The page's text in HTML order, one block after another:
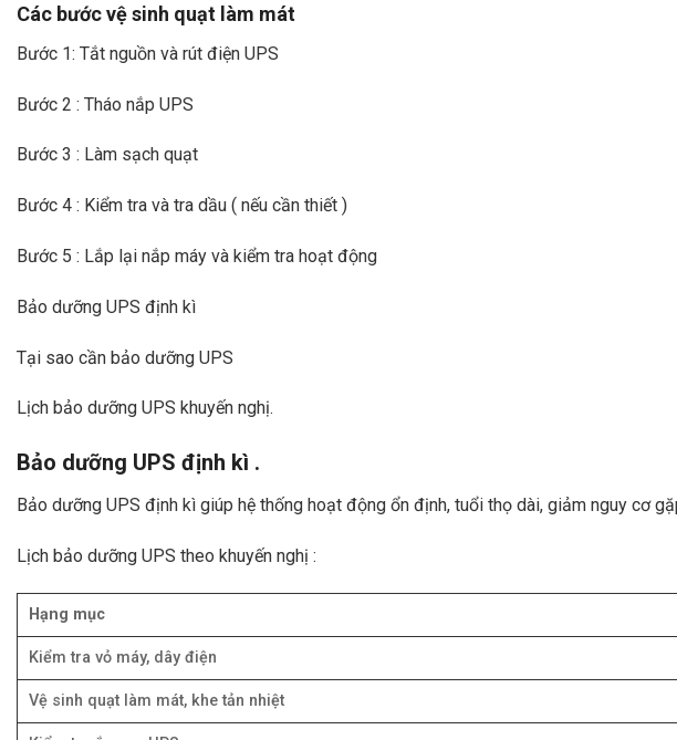
Các bước vệ sinh quạt làm mát
Bước 1: Tắt nguồn và rút điện UPS
Bước 2 : Tháo nắp UPS
Bước 3 : Làm sạch quạt
Bước 4 : Kiểm tra và tra dầu ( nếu cần thiết )
Bước 5 : Lắp lại nắp máy và kiểm tra hoạt động
Bảo dưỡng UPS định kì
Tại sao cần bảo dưỡng UPS
Lịch bảo dưỡng UPS khuyến nghị.
Bảo dưỡng UPS định kì .
Bảo dưỡng UPS định kì giúp hệ thống hoạt động ổn định, tuổi thọ dài, giảm nguy cơ
Lịch bảo dưỡng UPS theo khuyến nghị :
Hạng mục
Kiểm tra vỏ máy, dây điện
Vệ sinh quạt làm mát, khe tản nhiệt